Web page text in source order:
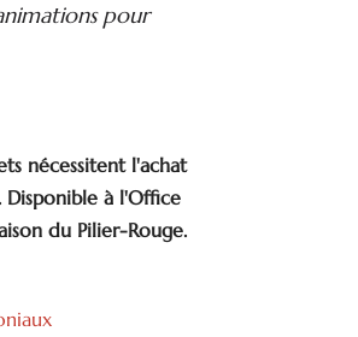
pour
nécessitent l'achat
Disponible à l'Office
du Pilier-Rouge.